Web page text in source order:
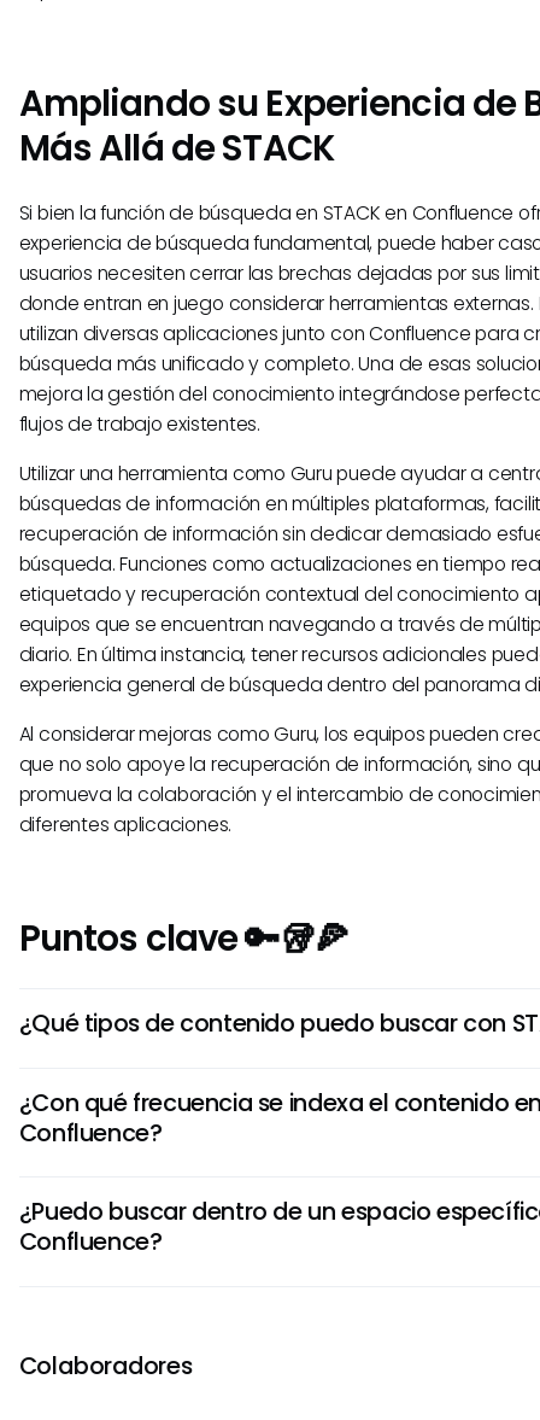
Ampliando su Experiencia de
Más Allá de STACK
Si bien la función de búsqueda en STACK en Confluence
experiencia de búsqueda fundamental, puede haber
usuarios necesiten cerrar las brechas dejadas por sus
donde entran en juego considerar herramientas externas.
utilizan diversas aplicaciones junto con Confluence para
búsqueda más unificado y completo. Una de esas
mejora la gestión del conocimiento integrándose
flujos de trabajo existentes.
Utilizar una herramienta como Guru puede ayudar a
búsquedas de información en múltiples plataformas,
recuperación de información sin dedicar demasiado
búsqueda. Funciones como actualizaciones en tiempo
etiquetado y recuperación contextual del conocimiento
equipos que se encuentran navegando a través de
diario. En última instancia, tener recursos adicionales
experiencia general de búsqueda dentro del panorama
Al considerar mejoras como Guru, los equipos pueden
que no solo apoye la recuperación de información, sino
promueva la colaboración y el intercambio de
diferentes aplicaciones.
Puntos clave 🔑🥡🍕
¿Qué tipos de contenido puedo buscar con
dentro de tus espacios de Confluence, incluyendo
adjuntos, comentarios y entradas de blog. Aprovechar
¿Con qué frecuencia se indexa el contenido
Confluence?
embargo, puede haber retrasos ocasionales en la
especialmente para repositorios grandes. Actualizar
¿Puedo buscar dentro de un espacio
Confluence?
trabajar en instancias más grandes de Confluence con
proyectos.
Colaboradores